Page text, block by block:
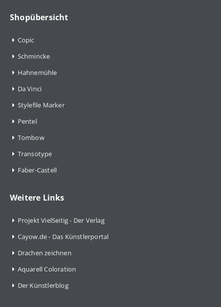
Shopübersicht
Copic
Schmincke
Hahnemühle
Da Vinci
Stylefile Marker
Pentel
Tombow
Transotype
Faber-Castell
Weitere Links
Projekt VielSeitig - Der Verlag
Cayow.de - Das Künstlerportal
Drachen zeichnen
Aquarell Coloration
Der Künstlerblog